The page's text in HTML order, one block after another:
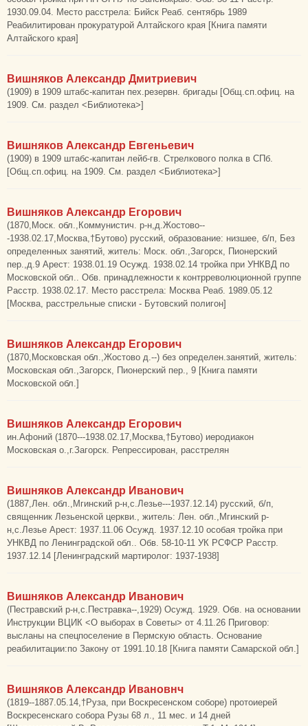
1930.09.04. Место расстрела: Бийск Реаб. сентябрь 1989
Реабилитирован прокуратурой Алтайского края [Книга памяти
Алтайского края]
Вишняков Александр Дмитриевич
(1909) в 1909 штабс-капитан пех.резервн. бригады [Общ.сп.офиц. на
1909. См. раздел <Библиотека>]
Вишняков Александр Евгеньевич
(1909) в 1909 штабс-капитан лейб-гв. Стрелкового полка в СПб.
[Общ.сп.офиц. на 1909. См. раздел <Библиотека>]
Вишняков Александр Егорович
(1870,Моск. обл.,Коммунистич. р-н,д.Жостово--
-1938.02.17,Москва,†Бутово) русский, образование: низшее, б/п, Без
определенных занятий, житель: Моск. обл.,Загорск, Пионерский
пер.,д.9 Арест: 1938.01.19 Осужд. 1938.02.14 тройка при УНКВД по
Московской обл.. Обв. принадлежности к контрреволюционной группе
Расстр. 1938.02.17. Место расстрела: Москва Реаб. 1989.05.12
[Москва, расстрельные списки - Бутовский полигон]
Вишняков Александр Егорович
(1870,Московская обл.,Жостово д.--) без определен.занятий, житель:
Московская обл.,Загорск, Пионерский пер., 9 [Книга памяти
Московской обл.]
Вишняков Александр Егорович
ин.Афоний (1870---1938.02.17,Москва,†Бутово) иеродиакон
Московская о.,г.Загорск. Репрессирован, расстрелян
Вишняков Александр Иванович
(1887,Лен. обл.,Мгинский р-н,с.Лезье---1937.12.14) русский, б/п,
священник Лезьенской церкви., житель: Лен. обл.,Мгинский р-
н,с.Лезье Арест: 1937.11.06 Осужд. 1937.12.10 особая тройка при
УНКВД по Ленинградской обл.. Обв. 58-10-11 УК РСФСР Расстр.
1937.12.14 [Ленинградский мартиролог: 1937-1938]
Вишняков Александр Иванович
(Пестравский р-н,с.Пестравка--,1929) Осужд. 1929. Обв. на основании
Инструкции ВЦИК <О выборах в Советы> от 4.11.26 Приговор:
высланы на спецпоселение в Пермскую область. Основание
реабилитации:по Закону от 1991.10.18 [Книга памяти Самарской обл.]
Вишняков Александр Ивановнч
(1819--1887.05.14,†Руза, при Воскресенском соборе) nротoиepeй
Воскресенскаго собора Рузы 68 л., 11 мес. и 14 дней